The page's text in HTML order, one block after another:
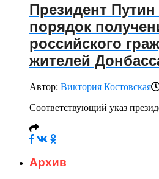
Президент
порядок
российского
жителей
Автор: Виктория Костовская
Соответствующий указ
Архив